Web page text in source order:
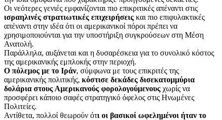
Οι νεότερες γενιές εμφανίζονται πιο επικριτικές απέναντι στις
ισραηλινές στρατιωτικές επιχειρήσεις και πιο επιφυλακτικές
απέναντι στην ιδέα ότι οι αμερικανικοί πόροι πρέπει να
χρησιμοποιούνται για την υποστήριξη συγκρούσεων στη Μέση
Ανατολή.
Παράλληλα, αυξάνεται και η δυσαρέσκεια για το συνολικό κόστος
της αμερικανικής εμπλοκής στην περιοχή.
Ο πόλεμος με το Ιράν, σύμφωνα με τους επικριτές της
αμερικανικής πολιτικής, κόστισε δεκάδες δισεκατομμύρια
δολάρια στους Αμερικανούς φορολογούμενους χωρίς να
προσφέρει κάποιο σαφές στρατηγικό όφελος στις Ηνωμένες
Πολιτείες.
Αντίθετα, πολλοί θεωρούν ότι οι βασικοί ωφελημένοι ήταν το